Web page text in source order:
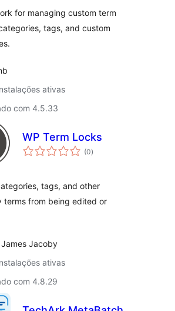
for managing custom term
tags, and custom
ativas
com 4.5.33
WP Term Locks
(0avaliações
totais
)
tags, and other
terms from being edited or
Jacoby
ativas
com 4.8.29